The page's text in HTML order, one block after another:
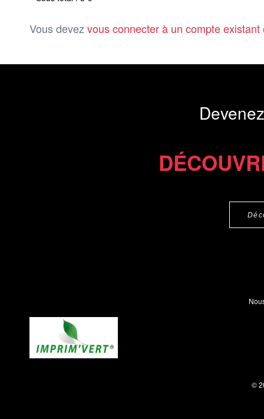
Vous devez vous connecter à un compte existant
©